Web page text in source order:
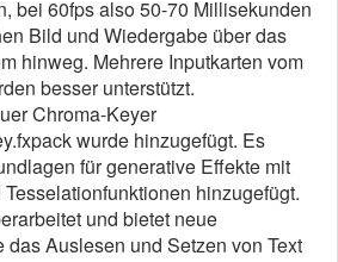
bei 60fps also 50-70 Millisekunden
Bild und Wiedergabe über das
hinweg. Mehrere Inputkarten vom
besser unterstützt.
Chroma-Keyer
wurde hinzugefügt. Es
für generative Effekte mit
hinzugefügt.
und bietet neue
das Auslesen und Setzen von Text